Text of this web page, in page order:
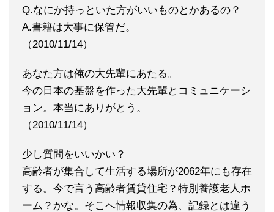
Q.なにか持っといた方がいいものとかあるの？
A.書籍は大事に保管だ。
（2010/11/14）
あなた方は俺の大先輩にあたる。
今の日本の基盤を作った大先輩とコミュニケーシ
ョン。本当にありがとう。
（2010/11/14）
少し質問をいいかい？
高齢者が集合して生活する場所が2062年にも存在
する。今で言う高齢者賃貸住宅？特別養護老人ホ
ーム？かな。そこへ情報収集の為、記録とは違う